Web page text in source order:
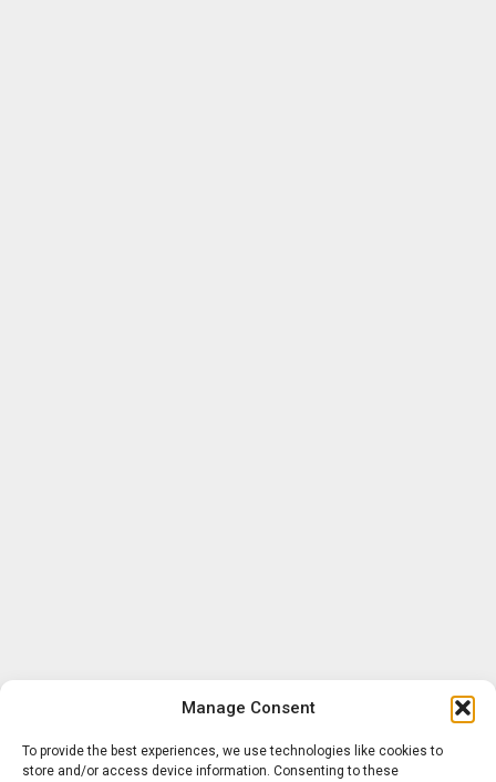
Manage Consent
To provide the best experiences, we use technologies like cookies to
store and/or access device information. Consenting to these